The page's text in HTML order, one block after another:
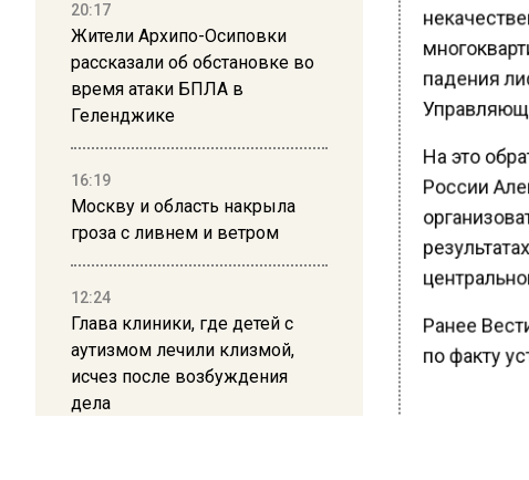
20:17
Жители Архипо-Осиповки
рассказали об обстановке во
время атаки БПЛА в
Геленджике
16:19
Москву и область накрыла
гроза с ливнем и ветром
12:24
Глава клиники, где детей с
аутизмом лечили клизмой,
исчез после возбуждения
дела
падения
На это
России
Ранее
по факту